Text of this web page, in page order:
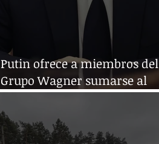
Putin ofrece a miembros del
Grupo Wagner sumarse al
Ejército o irse a Bielorrusia